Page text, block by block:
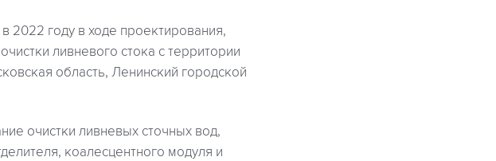
2022 году в ходе проектирования,
ливневого стока с территории
область, Ленинский городской
очистки ливневых сточных вод,
коалесцентного модуля и